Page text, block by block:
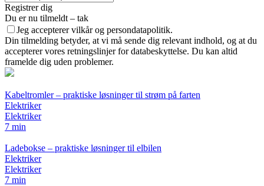
Registrer dig
Du er nu tilmeldt – tak
Jeg accepterer vilkår og persondatapolitik.
Din tilmelding betyder, at vi må sende dig relevant indhold, og at du
accepterer vores retningslinjer for databeskyttelse. Du kan altid
framelde dig uden problemer.
Kabeltromler – praktiske løsninger til strøm på farten
Elektriker
Elektriker
7 min
Ladebokse – praktiske løsninger til elbilen
Elektriker
Elektriker
7 min